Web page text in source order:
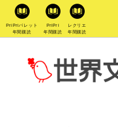
PriPriパレット
年間購読
PriPri
年間購読
レクリエ
年間購読